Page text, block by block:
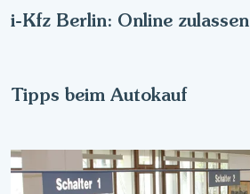
i-Kfz Berlin: Online zulassen
Tipps beim Autokauf